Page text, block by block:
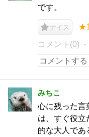
です。
ナイス
コメント(0)
みちこ
心に残った言
は、すぐ役立
的な大人であ